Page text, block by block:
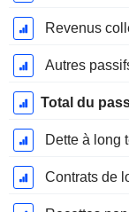
Autres
Total du
Dette à long
Contrats de